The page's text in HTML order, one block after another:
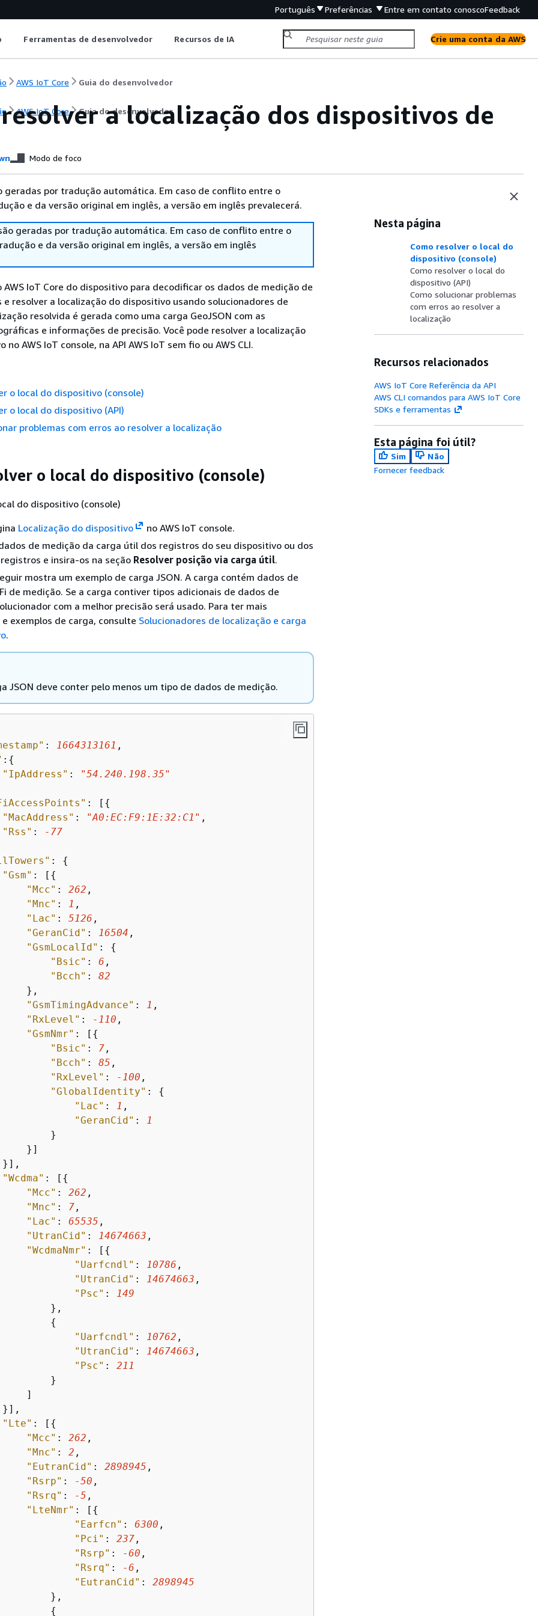
Português Preferências Entre em contato conoscoFeedback
Ferramentas de desenvolvedor Recursos de IA Crie uma conta da AWS
AWS IoT Core Guia do desenvolvedor
AWS IoT Core Guia do desenvolvedor
a localização dos dispositivos de
Modo de foco
geradas por tradução automática. Em caso de conflito entre o
e da versão original em inglês, a versão em inglês prevalecerá.
geradas por tradução automática. Em caso de conflito entre o
e da versão original em inglês, a versão em inglês
AWS IoT Core do dispositivo para decodificar os dados de medição de
e resolver a localização do dispositivo usando solucionadores de
resolvida é gerada como uma carga GeoJSON com as
e informações de precisão. Você pode resolver a localização
no AWS IoT console, na API AWS IoT sem fio ou AWS CLI.
o local do dispositivo (console)
o local do dispositivo (API)
problemas com erros ao resolver a localização
o local do dispositivo (console)
do dispositivo (console)
Localização do dispositivo
no AWS IoT console.
de medição da carga útil dos registros do seu dispositivo ou dos
e insira-os na seção Resolver posição via carga útil.
mostra um exemplo de carga JSON. A carga contém dados de
de medição. Se a carga contiver tipos adicionais de dados de
com a melhor precisão será usado. Para ter mais
exemplos de carga, consulte Solucionadores de localização e carga
.
JSON deve conter pelo menos um tipo de dados de medição.
: 1664313161 ,
: {
"IpAddress" :
"54.240.198.35"
: [ {
"MacAddress" : "A0:EC:F9:1E:32:C1" ,
"Rss" :
-77
: {
"Gsm" : [ {
"Mcc" : 262 ,
"Mnc" : 1 ,
"Lac" : 5126 ,
"GeranCid" : 16504 ,
"GsmLocalId" : {
"Bsic" : 6 ,
"Bcch" : 82
},
"GsmTimingAdvance" : 1 ,
"RxLevel" : -110 ,
"GsmNmr" : [ {
"Bsic" : 7 ,
"Bcch" : 85 ,
"RxLevel" : -100 ,
"GlobalIdentity" : {
"Lac" : 1 ,
"GeranCid" :
1
}
}]
"Wcdma" : [ {
"Mcc" : 262 ,
"Mnc" : 7 ,
"Lac" : 65535 ,
"UtranCid" : 14674663 ,
"WcdmaNmr" : [ {
"Uarfcndl" : 10786 ,
"UtranCid" : 14674663 ,
"Psc" :
149
},
{
"Uarfcndl" : 10762 ,
"UtranCid" : 14674663 ,
"Psc" : 211
}
]
"Lte" : [ {
"Mcc" : 262 ,
"Mnc" : 2 ,
"EutranCid" : 2898945 ,
"Rsrp" : -50 ,
"Rsrq" : -5 ,
"LteNmr" : [ {
"Earfcn" : 6300 ,
"Pci" : 237 ,
"Rsrp" : -60 ,
"Rsrq" : -6 ,
"EutranCid" : 2898945
},
{
Nesta página
Como resolver o local do
dispositivo (console)
Como resolver o local do
dispositivo (API)
Como solucionar problemas
com erros ao resolver a
localização
Recursos relacionados
AWS IoT Core Referência da API
AWS CLI comandos para AWS IoT Core
SDKs e ferramentas
Esta página foi útil?
Sim
Não
Fornecer feedback